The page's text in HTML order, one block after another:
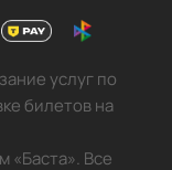
услуг по
билетов на
«Баста». Все